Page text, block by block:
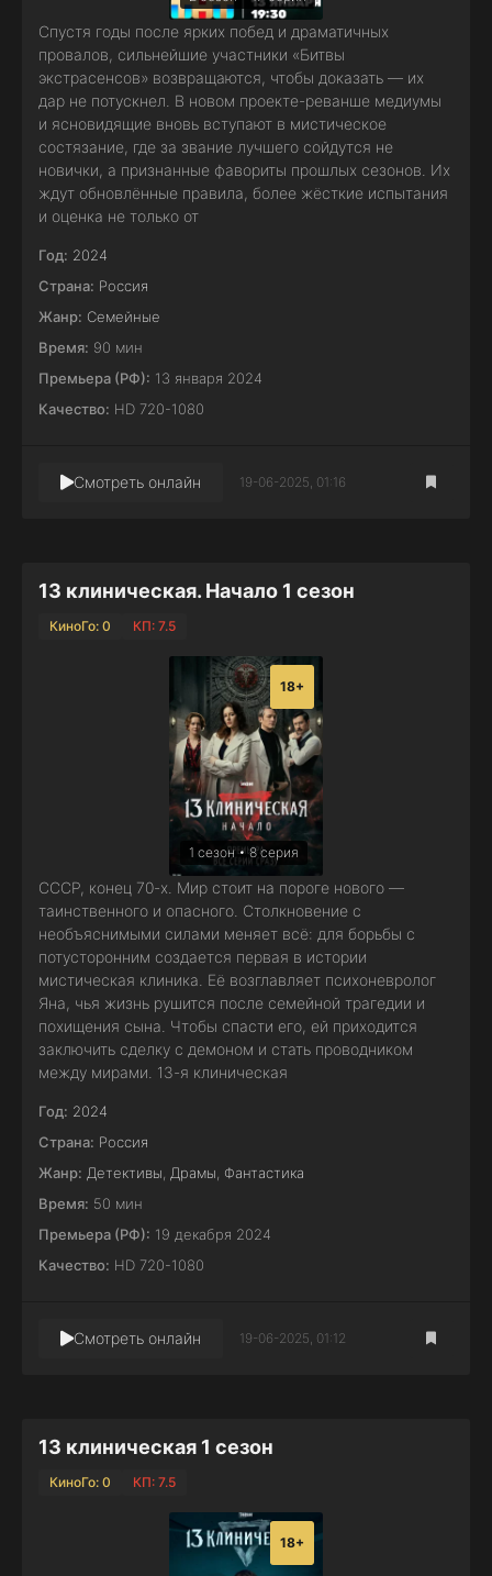
Спустя годы после ярких побед и драматичных
провалов, сильнейшие участники «Битвы
экстрасенсов» возвращаются, чтобы доказать — их
дар не потускнел. В новом проекте-реванше медиумы
и ясновидящие вновь вступают в мистическое
состязание, где за звание лучшего сойдутся не
новички, а признанные фавориты прошлых сезонов. Их
ждут обновлённые правила, более жёсткие испытания
и оценка не только от
Год: 2024
Страна: Россия
Жанр: Семейные
Время: 90 мин
Премьера (РФ): 13 января 2024
Качество: HD 720-1080
Смотреть онлайн 19-06-2025, 01:16
13 клиническая. Начало 1 сезон
КиноГо: 0 КП: 7.5
1 сезон • 8 серия
18+
СССР, конец 70-х. Мир стоит на пороге нового —
таинственного и опасного. Столкновение с
необъяснимыми силами меняет всё: для борьбы с
потусторонним создается первая в истории
мистическая клиника. Её возглавляет психоневролог
Яна, чья жизнь рушится после семейной трагедии и
похищения сына. Чтобы спасти его, ей приходится
заключить сделку с демоном и стать проводником
между мирами. 13-я клиническая
Год: 2024
Страна: Россия
Жанр: Детективы Драмы Фантастика
Время: 50 мин
Премьера (РФ): 19 декабря 2024
Качество: HD 720-1080
Смотреть онлайн 19-06-2025, 01:12
13 клиническая 1 сезон
КиноГо: 0 КП: 7.5
18+